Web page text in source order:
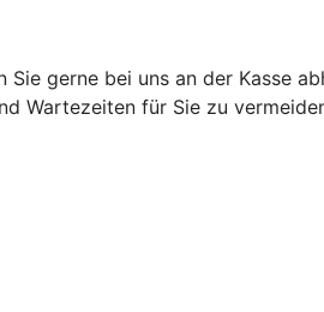
gerne bei uns an der Kasse
Wartezeiten für Sie zu